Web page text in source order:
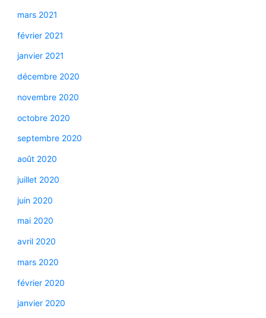
mars 2021
février 2021
janvier 2021
décembre 2020
novembre 2020
octobre 2020
septembre 2020
août 2020
juillet 2020
juin 2020
mai 2020
avril 2020
mars 2020
février 2020
janvier 2020